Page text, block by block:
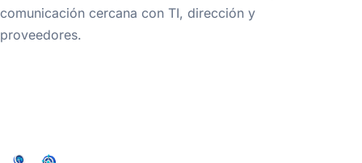
comunicación cercana con TI, dirección y
proveedores.